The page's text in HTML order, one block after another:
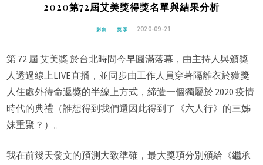
2020第72屆艾美獎得獎名單與結果分析
影集 獎季 2020-09-21
第 72 屆 艾美獎 於台北時間今早圓滿落幕，由主持人與頒獎
人透過線上LIVE直播，並同步由工作人員穿著隔離衣於獲獎
人住處外待命遞獎的半線上方式，締造一個獨屬於 2020 疫情
時代的典禮（誰想得到我們還因此得到了《六人行》的三姊
妹重聚？）。
我在前幾天發文的預測大致準確，最大獎項分別頒給《繼承